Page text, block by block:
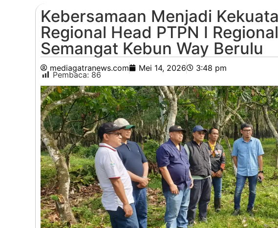
Kebersamaan Menjadi
Regional Head PTPN I
Semangat Kebun Way Berulu
mediagatranews.com Mei 14, 2026 3:48 pm
Pembaca: 86